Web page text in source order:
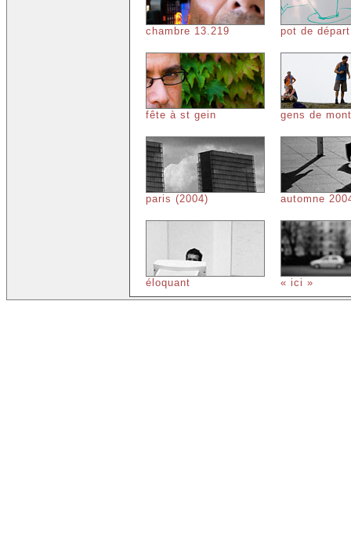
chambre 13.219 pot de
fête à st gein gens de
paris (2004) automne
éloquant « ici »